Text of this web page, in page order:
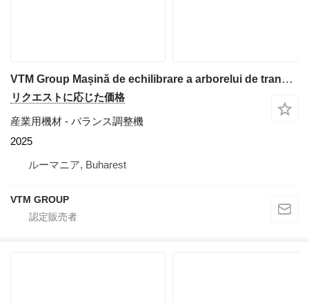
VTM Group Mașină de echilibrare a arborelui de transmisie VTM74
リクエストに応じた価格
産業用機材 - バランス調整機
2025
ルーマニア, Buharest
VTM GROUP